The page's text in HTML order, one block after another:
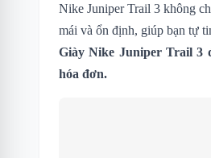
Nike Juniper Trail 3 không
mái và ổn định, giúp bạn tự
Giày Nike Juniper Trail 3
hóa đơn.